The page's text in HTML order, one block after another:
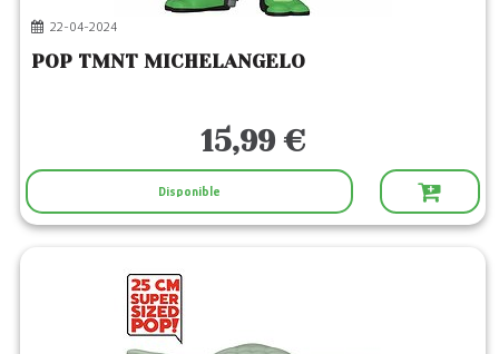
22-04-2024
POP TMNT MICHELANGELO
15,99 €
Disponible